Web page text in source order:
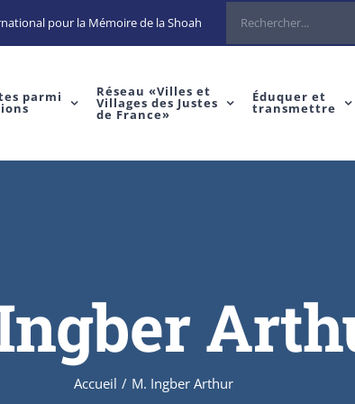
pour la Mémoire de la Shoah Rechercher
parmi Réseau «Villes et
Villages des Justes
de France»
Éduquer et
transmettre
Accueil / M. Ingber Arthur